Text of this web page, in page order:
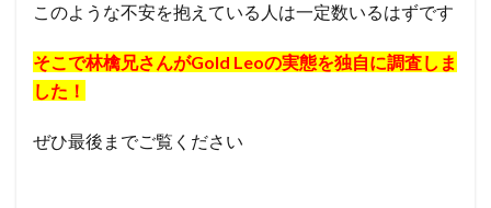
このような不安を抱えている人は一定数いるはずです
そこで林檎兄さんがGold Leoの実態を独自に調査しま
した！
ぜひ最後までご覧ください